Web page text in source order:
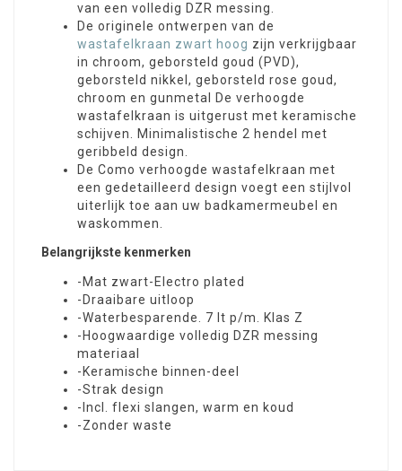
van een volledig DZR messing.
De originele ontwerpen van de
wastafelkraan zwart hoog zijn verkrijgbaar
in chroom, geborsteld goud (PVD),
geborsteld nikkel, geborsteld rose goud,
chroom en gunmetal De verhoogde
wastafelkraan is uitgerust met keramische
schijven. Minimalistische 2 hendel met
geribbeld design.
De Como verhoogde wastafelkraan met
een gedetailleerd design voegt een stijlvol
uiterlijk toe aan uw badkamermeubel en
waskommen.
Belangrijkste kenmerken
-Mat zwart-Electro plated
-Draaibare uitloop
-Waterbesparende. 7 lt p/m. Klas Z
-Hoogwaardige volledig DZR messing
materiaal
-Keramische binnen-deel
-Strak design
-Incl. flexi slangen, warm en koud
-Zonder waste